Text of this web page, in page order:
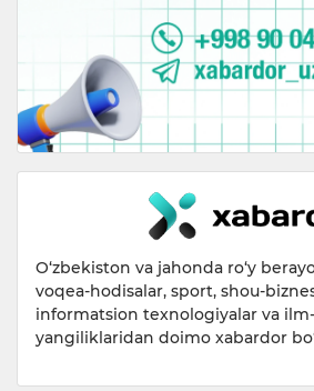
O‘zbekiston va jahonda ro‘y
voqea-hodisalar, sport, shou-
informatsion texnologiyalar va
yangiliklaridan doimo xabardor